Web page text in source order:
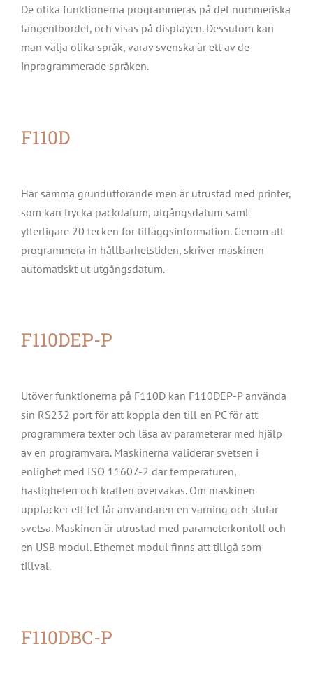
De olika funktionerna programmeras på det nummeriska
tangentbordet, och visas på displayen. Dessutom kan
man välja olika språk, varav svenska är ett av de
inprogrammerade språken.
F110D
Har samma grundutförande men är utrustad med printer,
som kan trycka packdatum, utgångsdatum samt
ytterligare 20 tecken för tilläggsinformation. Genom att
programmera in hållbarhetstiden, skriver maskinen
automatiskt ut utgångsdatum.
F110DEP-P
Utöver funktionerna på F110D kan F110DEP-P använda
sin RS232 port för att koppla den till en PC för att
programmera texter och läsa av parameterar med hjälp
av en programvara. Maskinerna validerar svetsen i
enlighet med ISO 11607-2 där temperaturen,
hastigheten och kraften övervakas. Om maskinen
upptäcker ett fel får användaren en varning och slutar
svetsa. Maskinen är utrustad med parameterkontoll och
en USB modul. Ethernet modul finns att tillgå som
tillval.
F110DBC-P